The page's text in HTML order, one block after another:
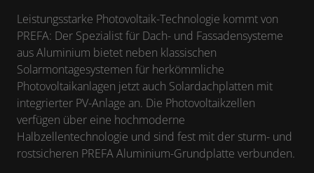
Leistungsstarke Photovoltaik-Technologie kommt von
PREFA: Der Spezialist für Dach- und Fassadensysteme
aus Aluminium bietet neben klassischen
Solarmontagesystemen für herkömmliche
Photovoltaikanlagen jetzt auch Solardachplatten mit
integrierter PV-Anlage an. Die Photovoltaikzellen
verfügen über eine hochmoderne
Halbzellentechnologie und sind fest mit der sturm- und
rostsicheren PREFA Aluminium-Grundplatte verbunden.